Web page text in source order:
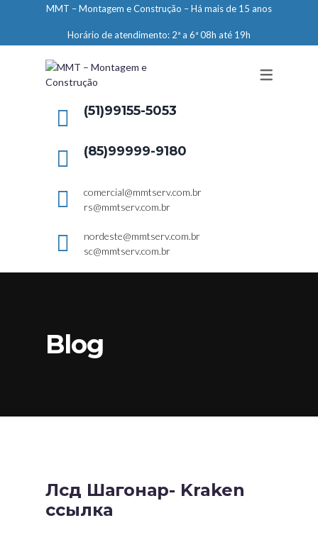
ENGENHARIA
LIMPEZA E CONSERVAÇÃO
MANUTENÇÃO PREDIAL
ELEVADORES – PREPARAÇÃO DE
MMT – Montagem e Construção – Há mais de 15 anos
Horário de atendimento: 2ª a 6ª 08h até 19h
(51)99155-5053
(85)99999-9180
comercial@mmtserv.com.br
rs@mmtserv.com.br
nordeste@mmtserv.com.br
sc@mmtserv.com.br
Blog
Лсд Шагонар- Kraken
ссылка